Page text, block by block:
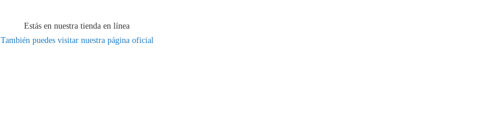
Estás en nuestra tienda en línea
También puedes visitar nuestra página oficial